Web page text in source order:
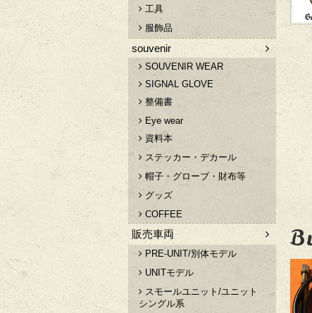
工具
服飾品
souvenir
SOUVENIR WEAR
SIGNAL GLOVE
整備書
Eye wear
資料本
ステッカー・デカール
帽子・グローブ・財布等
グッズ
COFFEE
販売車両
PRE-UNIT/別体モデル
UNITモデル
スモールユニット/ユニット
シングル系